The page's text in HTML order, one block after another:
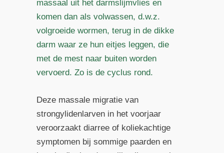
massaal uit het darmslijmvlies en
komen dan als volwassen, d.w.z.
volgroeide wormen, terug in de dikke
darm waar ze hun eitjes leggen, die
met de mest naar buiten worden
vervoerd. Zo is de cyclus rond.
Deze massale migratie van
strongylidenlarven in het voorjaar
veroorzaakt diarree of koliekachtige
symptomen bij sommige paarden en